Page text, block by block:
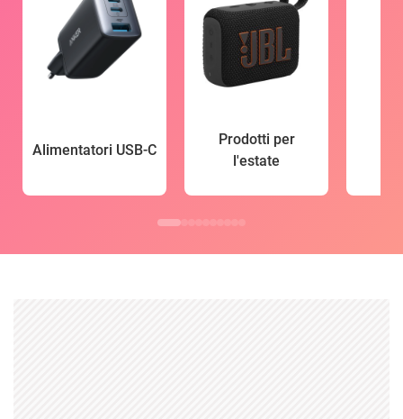
Alimentatori USB-C
Prodotti per
l'estate